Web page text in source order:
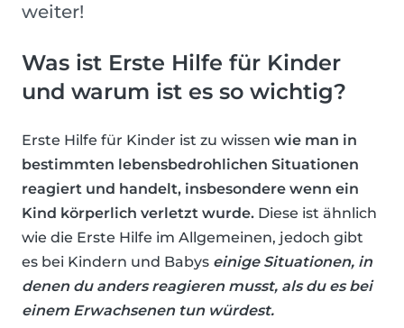
weiter!
Was ist Erste Hilfe für Kinder
und warum ist es so wichtig?
Erste Hilfe für Kinder ist zu wissen wie man in
bestimmten lebensbedrohlichen Situationen
reagiert und handelt, insbesondere wenn ein
Kind körperlich verletzt wurde. Diese ist ähnlich
wie die Erste Hilfe im Allgemeinen, jedoch gibt
es bei Kindern und Babys einige Situationen, in
denen du anders reagieren musst, als du es bei
einem Erwachsenen tun würdest.